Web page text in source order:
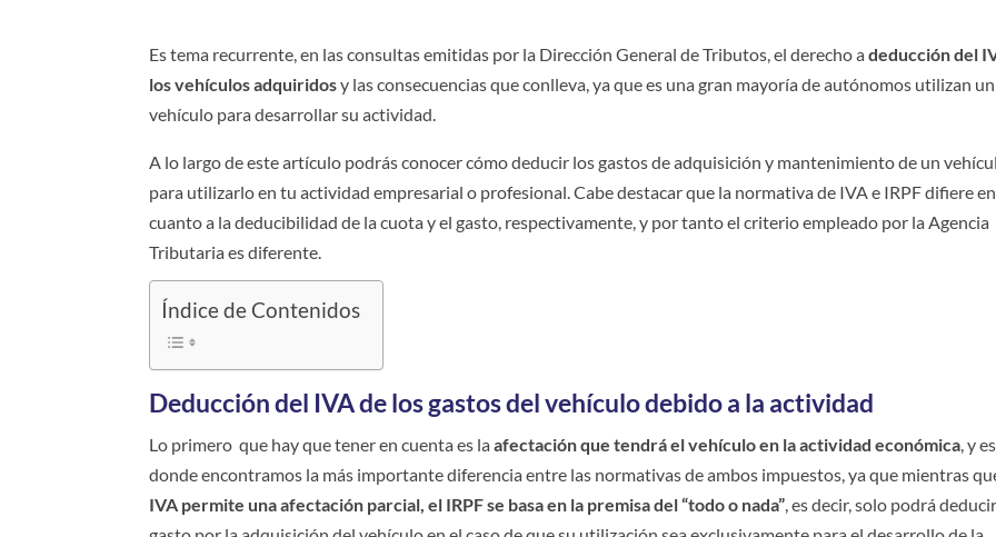
Es tema recurrente, en las consultas emitidas por la Dirección General de Tributos, el derecho adeducción del
los vehículos adquiridosy las consecuencias que conlleva, ya que es una gran mayoría de autónomos utilizan un
vehículo para desarrollar su actividad.
A lo largo de este artículo podrás conocer cómo deducir los gastos de adquisición y mantenimiento de un
para utilizarlo en tu actividad empresarial o profesional. Cabe destacar que la normativa de IVA e IRPF difiere en
cuanto a la deducibilidad de la cuota y el gasto, respectivamente, y por tanto el criterio empleado por la Agencia
Tributaria es diferente.
Índice de Contenidos
Deducción del IVA de los gastos del vehículo debido a la actividad
Lo primero que hay que tener en cuenta es laafectación que tendrá el vehículo en la actividad económica, y
donde encontramos la más importante diferencia entre las normativas de ambos impuestos, ya que mientras
IVA permite una afectación parcial, el IRPF se basa en la premisa del “todo o nada”, es decir, solo podrá